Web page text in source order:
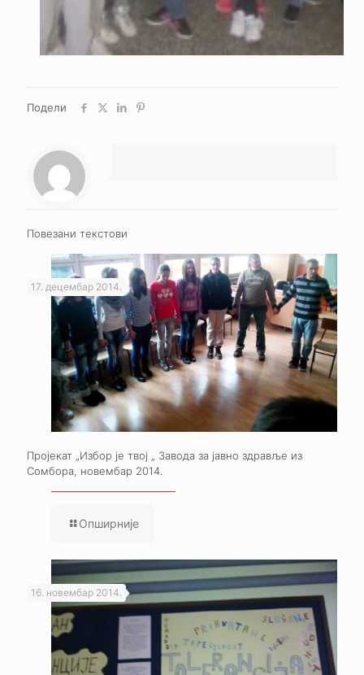
Подели
Повезани текстови
17. децембар 2014.
Пројекат „Избор је твој „ Завода за јавно здравље из
Сомбора, новембар 2014.
Опширније
16. новембар 2014.